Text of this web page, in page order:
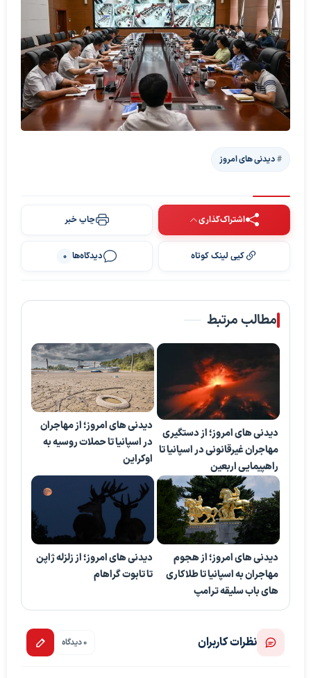
دیدنی های امروز
اشتراک‌گذاری چاپ خبر
کپی لینک کوتاه دیدگاه‌ها 0
مطالب مرتبط
دیدنی های امروز؛ از دستگیری
مهاجران غیرقانونی در اسپانیا تا
راهپیمایی اربعین
دیدنی های امروز؛ از مهاجران
در اسپانیا تا حملات روسیه به
اوکراین
دیدنی های امروز؛ از هجوم
مهاجران به اسپانیا تا طلاکاری
های باب سلیقه ترامپ
دیدنی های امروز؛ از زلزله ژاپن
تا تابوت گراهام
نظرات کاربران 0 دیدگاه